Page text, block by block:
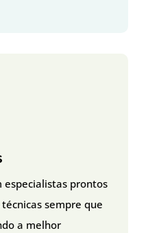
especialistas prontos
sempre que
a melhor